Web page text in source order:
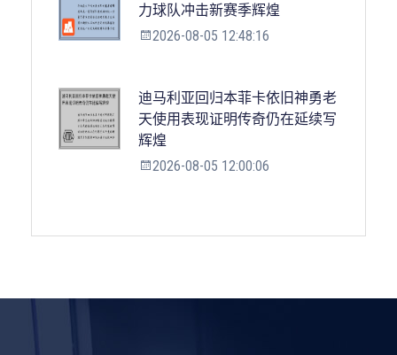
力球队冲击新赛季辉煌
2026-08-05 12:48:16
迪马利亚回归本菲卡依旧神勇老
天使用表现证明传奇仍在延续写
辉煌
2026-08-05 12:00:06